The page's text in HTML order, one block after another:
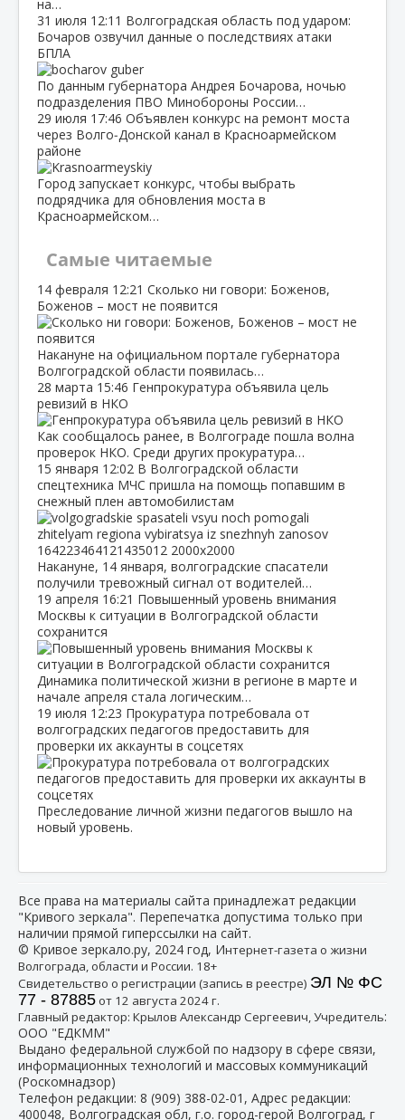
на…
31 июля 12:11 Волгоградская область под ударом:
Бочаров озвучил данные о последствиях атаки
БПЛА
По данным губернатора Андрея Бочарова, ночью
подразделения ПВО Минобороны России…
29 июля 17:46 Объявлен конкурс на ремонт моста
через Волго‑Донской канал в Красноармейском
районе
Город запускает конкурс, чтобы выбрать
подрядчика для обновления моста в
Красноармейском…
Самые читаемые
14 февраля 12:21 Сколько ни говори: Боженов,
Боженов – мост не появится
Накануне на официальном портале губернатора
Волгоградской области появилась…
28 марта 15:46 Генпрокуратура объявила цель
ревизий в НКО
Как сообщалось ранее, в Волгограде пошла волна
проверок НКО. Среди других прокуратура…
15 января 12:02 В Волгоградской области
спецтехника МЧС пришла на помощь попавшим в
снежный плен автомобилистам
Накануне, 14 января, волгоградские спасатели
получили тревожный сигнал от водителей…
19 апреля 16:21 Повышенный уровень внимания
Москвы к ситуации в Волгоградской области
сохранится
Динамика политической жизни в регионе в марте и
начале апреля стала логическим…
19 июля 12:23 Прокуратура потребовала от
волгоградских педагогов предоставить для
проверки их аккаунты в соцсетях
Преследование личной жизни педагогов вышло на
новый уровень.
Все права на материалы сайта принадлежат редакции
"Кривого зеркала". Перепечатка допустима только при
наличии прямой гиперссылки на сайт.
© Кривое зеркало.ру, 2024 год, Интернет-газета о жизни
Волгограда, области и России. 18+
Свидетельство о регистрации (запись в реестре) ЭЛ № ФС
77 - 87885от 12 августа 2024 г.
Главный редактор: Крылов Александр Сергеевич, Учредитель:
ООО "ЕДКММ"
Выдано федеральной службой по надзору в сфере связи,
информационных технологий и массовых коммуникаций
(Роскомнадзор)
Телефон редакции: 8 (909) 388-02-01 , Адрес редакции:
400048, Волгоградская обл, г.о. город-герой Волгоград, г